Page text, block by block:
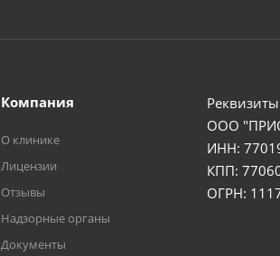
Компания
О клинике
Лицензии
Отзывы
Надзорные органы
Документы
ООО
ИНН:
КПП:
ОГРН: